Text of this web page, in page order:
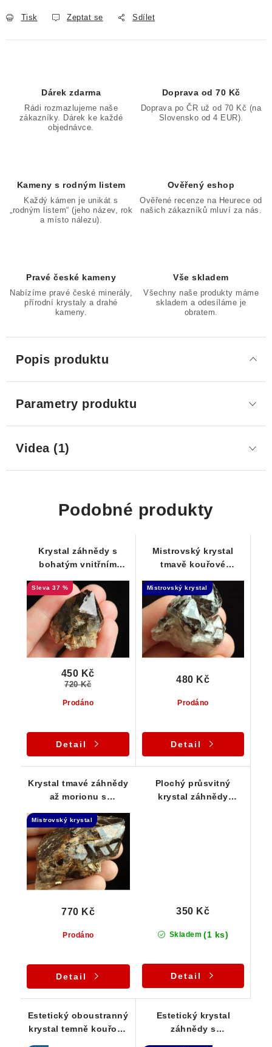
Tisk Zeptat se Sdílet
Dárek zdarma
Rádi rozmazlujeme naše
zákazníky. Dárek ke každé
objednávce.
Doprava od 70 Kč
Doprava po ČR už od 70 Kč (na
Slovensko od 4 EUR).
Kameny s rodným listem
Každý kámen je unikát s
„rodným listem“ (jeho název, rok
a místo nálezu).
Ověřený eshop
Ověřené recenze na Heurece od
našich zákazníků mluví za nás.
Pravé české kameny
Nabízíme pravé české minerály,
přírodní krystaly a drahé
kameny.
Vše skladem
Všechny naše produkty máme
skladem a odesíláme je
obratem.
Popis produktu
Parametry produktu
Videa (1)
Podobné produkty
Krystal záhnědy s
bohatým vnitřním
37 %
Prodáno
450 Kč
720 Kč
Detail
Mistrovský krystal
tmavě kouřové
Andělů
Mistrovský krystal
Prodáno
480 Kč
Detail
Krystal tmavé záhnědy
až morionu s
Elestial
Mistrovský krystal
Prodáno
770 Kč
Detail
Plochý průsvitný
krystal záhnědy
Skladem (1 ks)
350 Kč
Detail
Estetický oboustranný
krystal temně kouřové
Estetický krystal
záhnědy s